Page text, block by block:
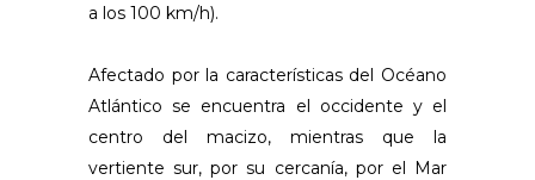
a los 100 km/h).
Afectado por la características del Océano
Atlántico se encuentra el occidente y el
centro del macizo, mientras que la
vertiente sur, por su cercanía, por el Mar